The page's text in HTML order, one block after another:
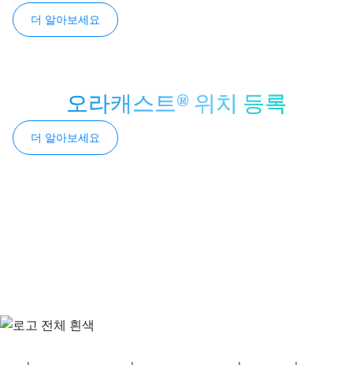
더 알아보세요
오라캐스트® 위치 등록
더 알아보세요